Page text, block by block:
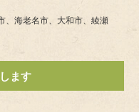
、海老名市、大和市、綾瀬
ます